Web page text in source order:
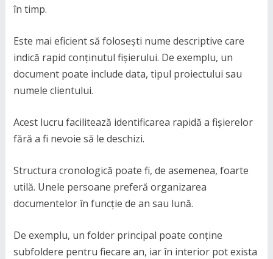
în timp.
Este mai eficient să folosești nume descriptive care
indică rapid conținutul fișierului. De exemplu, un
document poate include data, tipul proiectului sau
numele clientului.
Acest lucru facilitează identificarea rapidă a fișierelor
fără a fi nevoie să le deschizi.
Structura cronologică poate fi, de asemenea, foarte
utilă. Unele persoane preferă organizarea
documentelor în funcție de an sau lună.
De exemplu, un folder principal poate conține
subfoldere pentru fiecare an, iar în interior pot exista